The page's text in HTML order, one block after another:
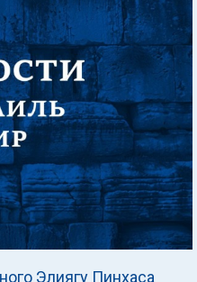
Элиягу Пинхаса